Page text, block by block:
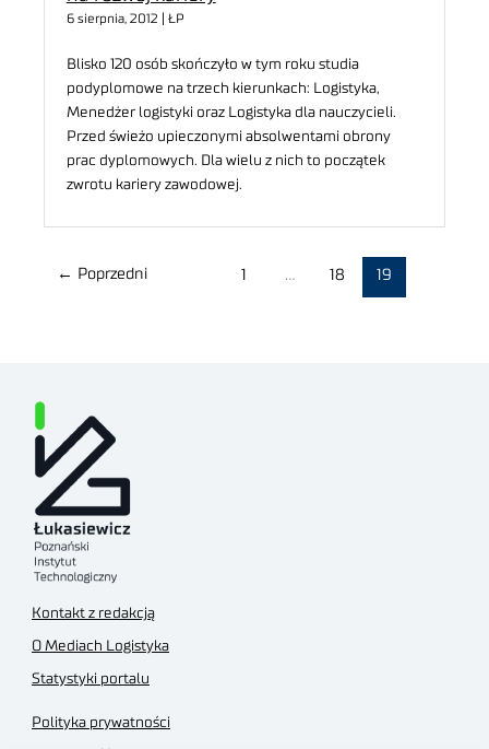
6 sierpnia, 2012 | ŁP
Blisko 120 osób skończyło w tym roku studia
podyplomowe na trzech kierunkach: Logistyka,
Menedżer logistyki oraz Logistyka dla nauczycieli.
Przed świeżo upieczonymi absolwentami obrony
prac dyplomowych. Dla wielu z nich to początek
zwrotu kariery zawodowej.
← Poprzedni 1 … 18 19
Kontakt z redakcją
O Mediach Logistyka
Statystyki portalu
Polityka prywatności